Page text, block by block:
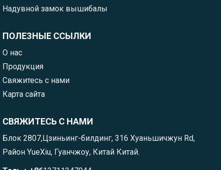
Надувной замок вышибалы
ПОЛЕЗНЫЕ ССЫЛКИ
О нас
Продукция
Свяжитесь с нами
Карта сайта
СВЯЖИТЕСЬ С НАМИ
Блок 2807,Цзиньинг-билдинг, 316 Хуаньшичжун Rd,
Район YueXiu, Гуанчжоу, Китай Китай.